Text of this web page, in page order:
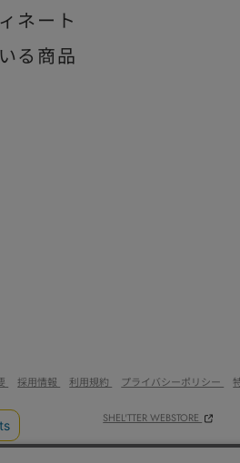
ネート
る商品
採用情報 利用規約 プライバシーポリシー
SHEL'TTER WEBSTORE
© Baroque Japan Limited.